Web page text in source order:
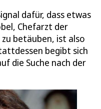
dafür, dass etwas
Chefarzt der
betäuben, ist also
begibt sich
die Suche nach der